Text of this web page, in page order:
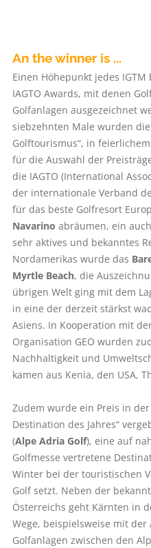
An the winner is ...
Einen Höhepunkt jedes
IAGTO Awards, mit denen
Golfanlagen ausgezeichnet
siebzehnten Male wurden
Golftourismus“, in
für die Auswahl der
die IAGTO (International
der internationale Verband
für das beste Golfresort
Navarino abräumen, ein
sehr aktives und bekanntes
Nordamerikas wurde das
Myrtle Beach, die
übrigen Welt ging mit dem
in eine der derzeit stärkst
Asiens. In Kooperation mit
Organisation GEO wurden
Nachhaltigkeit und
kamen aus Kenia, den USA,
Zudem wurde ein Preis in
Destination des Jahres“
(Alpe Adria Golf), eine auf
Golfmesse vertretene
Winter bei der touristischen
Golf setzt. Neben der
Österreichs geht Kärnten in
Wege, beispielsweise mit der
Golfanlagen zwischen den